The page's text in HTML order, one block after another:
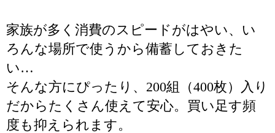
家族が多く消費のスピードがはやい、い
ろんな場所で使うから備蓄しておきた
い…
そんな方にぴったり、200組（400枚）入り
だからたくさん使えて安心。買い足す頻
度も抑えられます。